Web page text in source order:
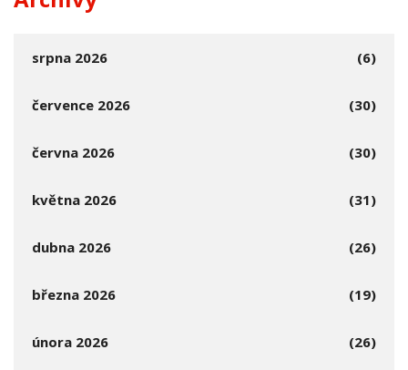
srpna 2026 (6)
července 2026 (30)
června 2026 (30)
května 2026 (31)
dubna 2026 (26)
března 2026 (19)
února 2026 (26)